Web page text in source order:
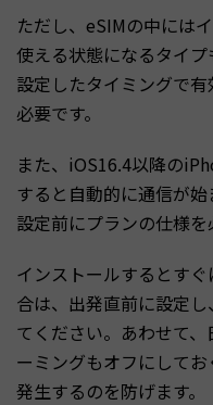
ただし、eSIMの中には
使える状態になるタイプ
設定したタイミングで
必要です。
また、iOS16.4以降の
すると自動的に通信が始
設定前にプランの仕様を
インストールするとす
合は、出発直前に設定
てください。あわせて
ーミングもオフにして
発生するのを防げます。